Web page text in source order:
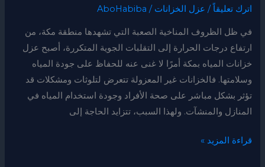
اترك تعليقاً / عزل الخزانات /
AboHabiba
في ظل الظروف المناخية الصعبة التي تشهدها منطقة مكة، من
ارتفاع درجات الحرارة إلى التقلبات الجوية المتكررة، أصبح عزل
خزانات المياه بمكة أمرًا لا غنى عنه للحفاظ على جودة المياه
وسلامتها. فالخزانات غير المعزولة تتعرض لتلوثات ومشكلات قد
تؤثر بشكل مباشر على صحة الأفراد وجودة استخدام المياه في
المنازل والمنشآت. ولهذا السبب، تتزايد الحاجة إلى
قراءة المزيد »